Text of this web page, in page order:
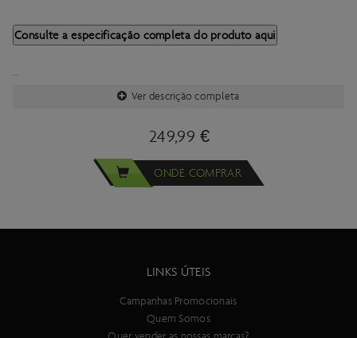
Consulte a especificação completa do produto aqui
alterações sem aviso prévio.
As imagens deste produto são meramente ilustrativas.
Ver descrição completa
249,99 €
ONDE COMPRAR
LINKS ÚTEIS
Campanhas Promocionais
Quem Somos